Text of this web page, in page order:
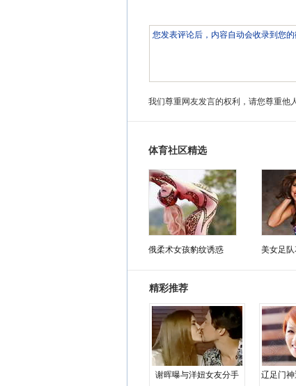
我们尊重网友发言的权利，请您尊重他
体育社区精选
俄柔术女孩豹纹诱惑 美女足
精彩推荐
谢晖曝与洋妞女友分手 辽足门